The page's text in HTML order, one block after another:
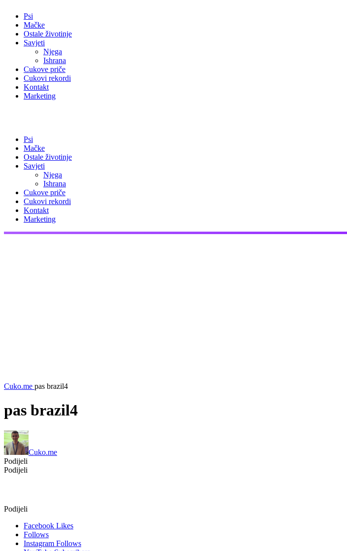
Psi
Mačke
Ostale životinje
Savjeti
Njega
Ishrana
Cukove priče
Cukovi rekordi
Kontakt
Marketing
Psi
Mačke
Ostale životinje
Savjeti
Njega
Ishrana
Cukove priče
Cukovi rekordi
Kontakt
Marketing
Cuko.me pas brazil4
pas brazil4
Cuko.me
Podijeli
Podijeli
Podijeli
Facebook Likes
Follows
Instagram Follows